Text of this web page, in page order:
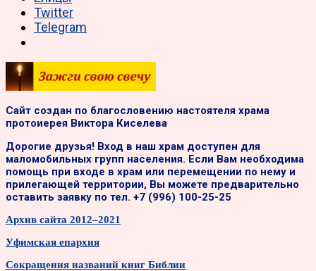
Twitter
Telegram
Сайт создан по благословению настоятеля храма
протоиерея Виктора Киселева
Дорогие друзья! Вход в наш храм доступен для
маломобильных групп населения. Если Вам необходима
помощь при входе в храм или перемещении по нему и
прилегающей территории, Вы можете предварительно
оставить заявку по тел. +7 (996) 100-25-25
Архив сайта 2012–2021
Уфимская епархия
Сокращения названий книг Библии